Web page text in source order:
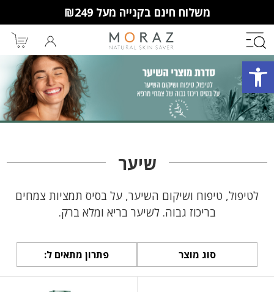
משלוח חינם בקנייה מעל ₪249
חברי מועדון מורז נהנים יותר!
10% הנחה לקנייה ראשונה
מבצעים שווים
הבאות.
שיער
לטיפול, טיפוח ושיקום השיער, על בסיס תמציות צמחים
בריכוז גבוה. לשיער בריא ומלא ברק.
סוג מוצר פתרון מתאים ל:
פתח סרגל נגישות